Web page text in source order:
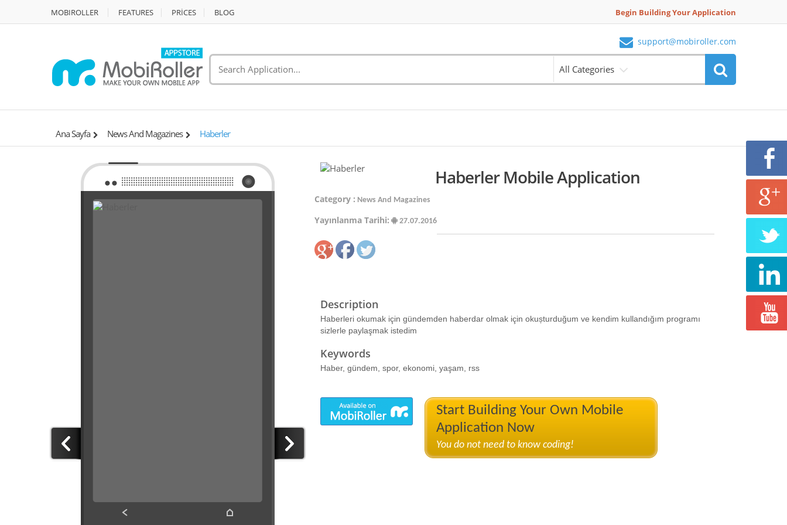
MOBIROLLER FEATURES PRİCES BLOG Begin Building Your Application
support@mobiroller.com
All Categories
Ana Sayfa News And Magazines Haberler
Haberler Mobile Application
Category : News And Magazines
Yayınlanma Tarihi: 27.07.2016
Description
Haberleri okumak için gündemden haberdar olmak için okușturduğum ve kendim kullandığım programı
sizlerle paylaşmak istedim
Keywords
Haber, gündem, spor, ekonomi, yaşam, rss
Start Building Your Own Mobile
Application Now
You do not need to know coding!